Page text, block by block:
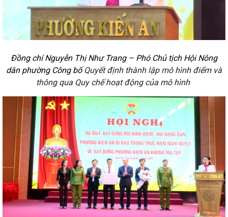
Đồng chí Nguyễn Thị Như Trang – Phó Chủ tịch Hội Nông
dân phường Công bốQuyết định thành lập mô hình điểm và
thông qua Quy chế hoạt động của mô hình